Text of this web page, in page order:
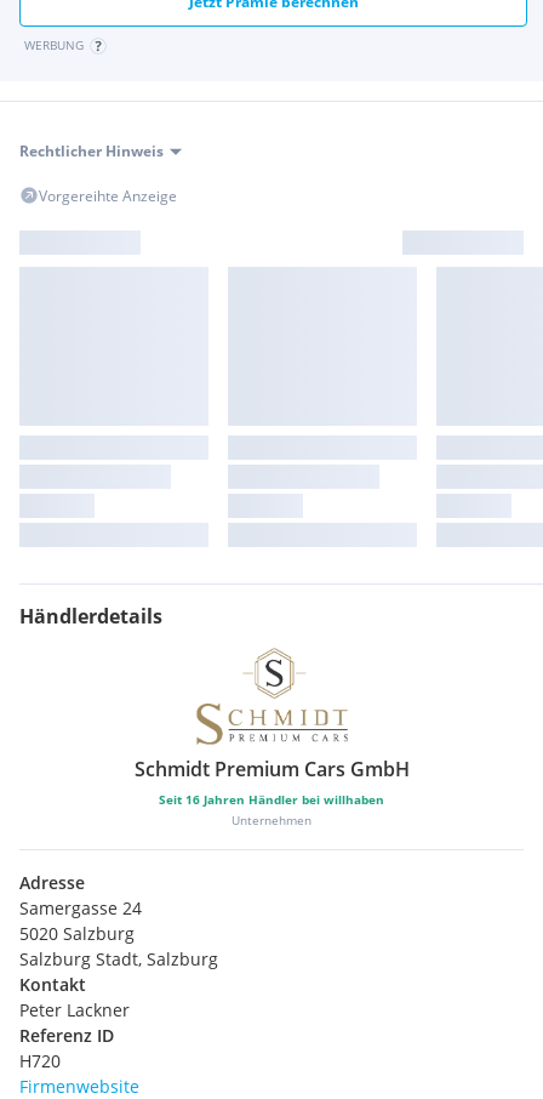
WERBUNG
Rechtlicher Hinweis
Vorgereihte Anzeige
Händlerdetails
Schmidt Premium Cars GmbH
Seit 16 Jahren Händler bei willhaben
Unternehmen
Adresse
Samergasse 24
5020 Salzburg
Salzburg Stadt, Salzburg
Kontakt
Peter Lackner
Referenz ID
H720
Firmenwebsite